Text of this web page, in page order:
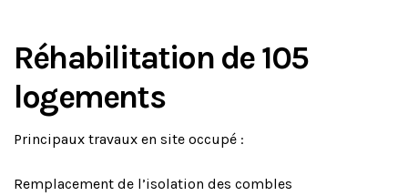
Réhabilitation de 105
logements
Principaux travaux en site occupé :
Remplacement de l’isolation des combles